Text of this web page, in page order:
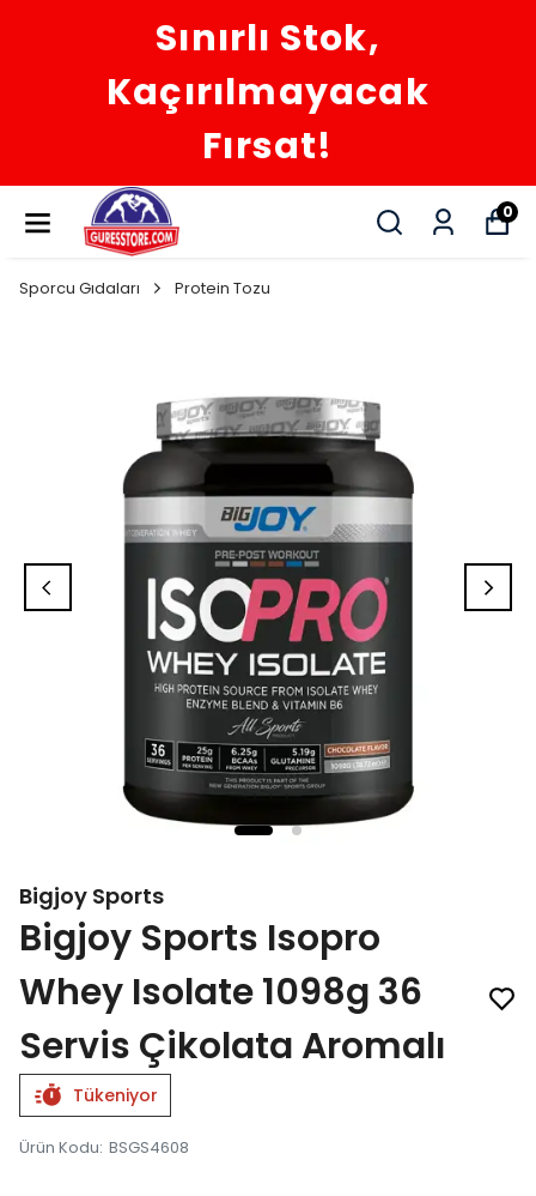
Sınırlı Stok,
Kaçırılmayacak
Fırsat!
0
Sporcu Gıdaları Protein Tozu
Bigjoy Sports
Bigjoy Sports Isopro
Whey Isolate 1098g 36
Servis Çikolata Aromalı
Tükeniyor
Ürün Kodu: BSGS4608